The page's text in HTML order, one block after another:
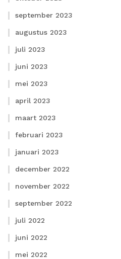
september 2023
augustus 2023
juli 2023
juni 2023
mei 2023
april 2023
maart 2023
februari 2023
januari 2023
december 2022
november 2022
september 2022
juli 2022
juni 2022
mei 2022